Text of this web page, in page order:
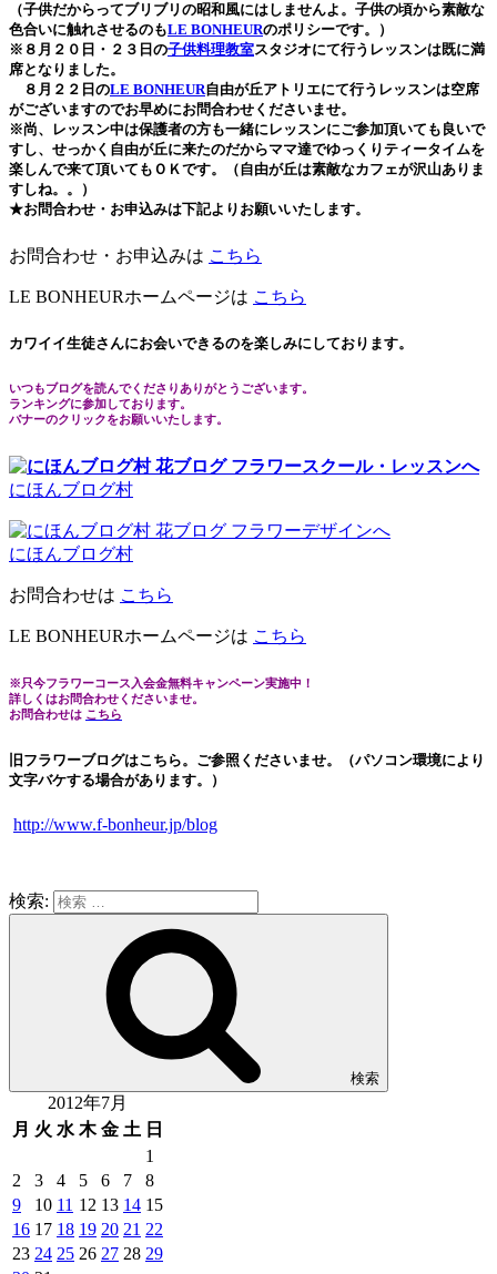
（子供だからってブリブリの昭和風にはしませんよ。子供の頃から素敵な
色合いに触れさせるのもLE BONHEURのポリシーです。）
※８月２０日・２３日の子供料理教室スタジオにて行うレッスンは既に満
席となりました。
８月２２日のLE BONHEUR自由が丘アトリエにて行うレッスンは空席
がございますのでお早めにお問合わせくださいませ。
※尚、レッスン中は保護者の方も一緒にレッスンにご参加頂いても良いで
すし、せっかく自由が丘に来たのだからママ達でゆっくりティータイムを
楽しんで来て頂いてもＯＫです。（自由が丘は素敵なカフェが沢山ありま
すしね。。）
★お問合わせ・お申込みは下記よりお願いいたします。
お問合わせ・お申込みは こちら
LE BONHEURホームページは こちら
カワイイ生徒さんにお会いできるのを楽しみにしております。
いつもブログを読んでくださりありがとうございます。
ランキングに参加しております。
バナーのクリックをお願いいたします。
にほんブログ村
にほんブログ村
お問合わせは こちら
LE BONHEURホームページは こちら
※只今フラワーコース入会金無料キャンペーン実施中！
詳しくはお問合わせくださいませ。
お問合わせは こちら
旧フラワーブログはこちら。ご参照くださいませ。（パソコン環境により
文字バケする場合があります。）
http://www.f-bonheur.jp/blog
検索:
検索
2012年7月
月 火 水 木 金 土 日
1
2
3 4 5 6 7
8
9
10 11 12 13 14 15
16 17 18 19 20 21 22
23 24 25 26 27 28 29